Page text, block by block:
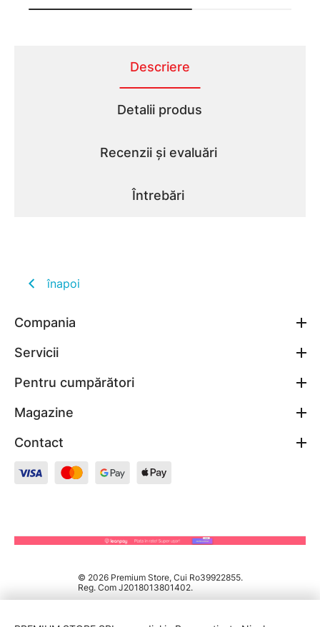
Descriere
Detalii produs
Recenzii și evaluări
Întrebări
înapoi
Compania
Servicii
Pentru cumpărători
Magazine
Contact
© 2026 Premium Store, Cui Ro39922855.
Reg. Com J2018013801402.